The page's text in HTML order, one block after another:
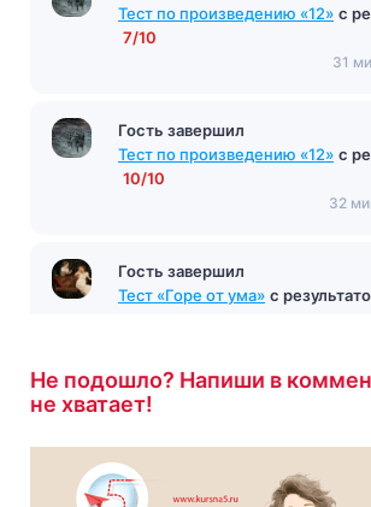
Тест по произведению «12» с
7/10
31
Гость завершил
Тест по произведению «12» с
10/10
32
Гость завершил
Тест «Горе от ума» с
Не подошло? Напиши в
не хватает!